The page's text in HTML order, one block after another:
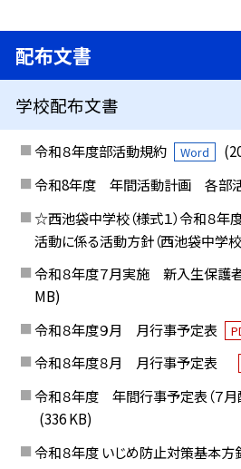
配布文書
学校配布文書
令和８年度部活動規約 Word
令和8年度 年間活動計画 各部
☆西池袋中学校（様式１）令和８
活動に係る活動方針（西池袋中学校
令和８年度７月実施 新入生保護
MB)
令和８年度９月 月行事予定表
令和８年度８月 月行事予定表
令和８年度 年間行事予定表（７月
(336 KB)
令和８年度 いじめ防止対策基本方